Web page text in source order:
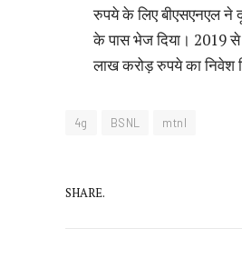
रुपये के लिए बीएसएनएल ने
के पास भेज दिया। 2019
लाख करोड़ रुपये का निवेश
4g BSNL mtnl
SHARE.